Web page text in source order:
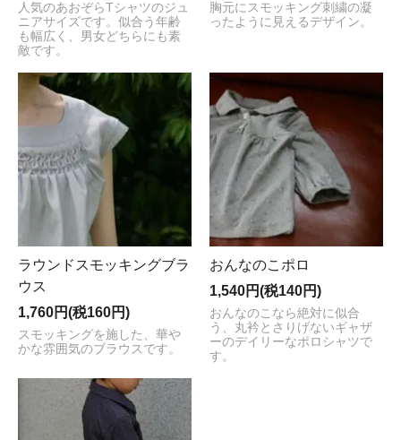
人気のあおぞらTシャツのジュ
ニアサイズです。似合う年齢
も幅広く、男女どちらにも素
敵です。
胸元にスモッキング刺繍の凝
ったように見えるデザイン。
ラウンドスモッキングブラ
ウス
1,760円(税160円)
スモッキングを施した、華や
かな雰囲気のブラウスです。
おんなのこポロ
1,540円(税140円)
おんなのこなら絶対に似合
う、丸衿とさりげないギャザ
ーのデイリーなポロシャツで
す。